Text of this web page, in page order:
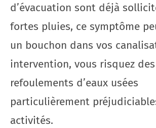
d’évacuation sont déjà
fortes pluies, ce symptôme
un bouchon dans vos
intervention, vous risquez des
refoulements d’eaux usées
particulièrement
activités.